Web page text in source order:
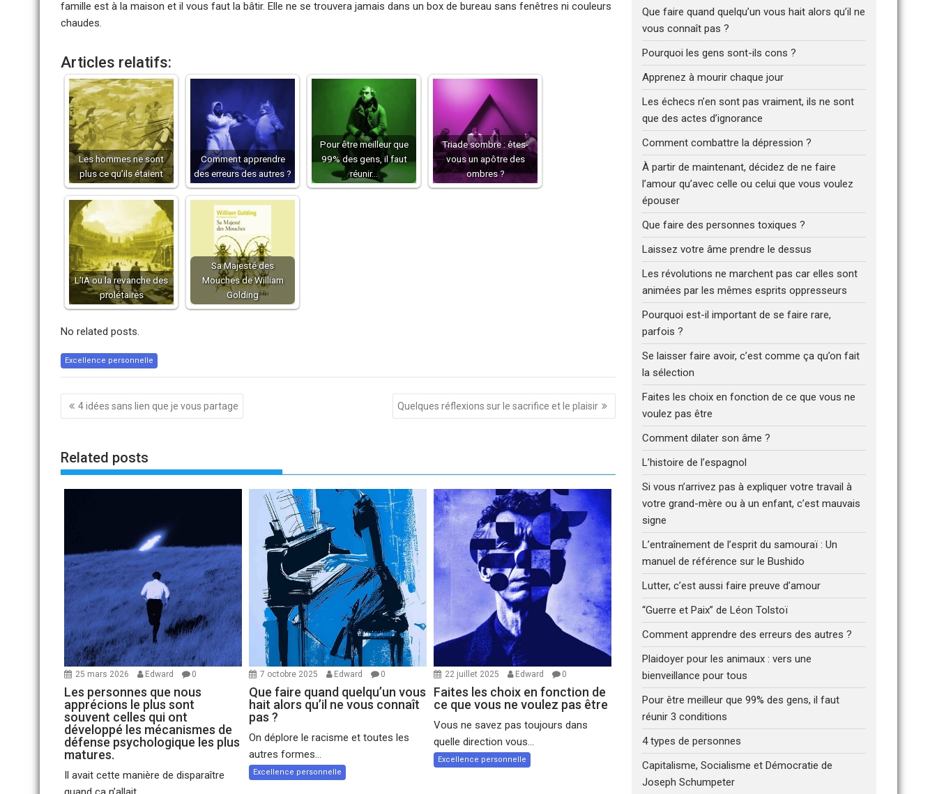
famille est à la maison et il vous faut la bâtir. Elle ne se trouvera jamais dans un box de bureau sans fenêtres ni couleurs
chaudes.
Articles relatifs:
Les hommes ne sont
plus ce qu’ils étaient
Comment apprendre
des erreurs des autres ?
Pour être meilleur que
99% des gens, il faut
réunir…
Triade sombre : êtes-
vous un apôtre des
ombres ?
L'IA ou la revanche des
prolétaires
Sa Majesté des
Mouches de William
Golding
No related posts.
Excellence personnelle
Navigation
de
4 idées sans lien que je vous partage Quelques réflexions sur le sacrifice et le plaisir
Related posts
25 mars 2026 Edward 0
Les personnes que nous
apprécions le plus sont
souvent celles qui ont
développé les mécanismes de
défense psychologique les plus
matures.
Il avait cette manière de disparaître
7 octobre 2025 Edward 0
Que faire quand quelqu’un vous
hait alors qu’il ne vous connaît
pas ?
On déplore le racisme et toutes les
autres formes...
Excellence personnelle
22 juillet 2025 Edward 0
Faites les choix en fonction de
ce que vous ne voulez pas être
Vous ne savez pas toujours dans
quelle direction vous...
Excellence personnelle
Que faire quand quelqu’un vous hait alors qu’il ne
vous connaît pas ?
Pourquoi les gens sont-ils cons ?
Apprenez à mourir chaque jour
Les échecs n’en sont pas vraiment, ils ne sont
que des actes d’ignorance
Comment combattre la dépression ?
À partir de maintenant, décidez de ne faire
l’amour qu’avec celle ou celui que vous voulez
épouser
Que faire des personnes toxiques ?
Laissez votre âme prendre le dessus
Les révolutions ne marchent pas car elles sont
animées par les mêmes esprits oppresseurs
Pourquoi est-il important de se faire rare,
parfois ?
Se laisser faire avoir, c’est comme ça qu’on fait
la sélection
Faites les choix en fonction de ce que vous ne
voulez pas être
Comment dilater son âme ?
L’histoire de l’espagnol
Si vous n’arrivez pas à expliquer votre travail à
votre grand-mère ou à un enfant, c’est mauvais
signe
L’entraînement de l’esprit du samouraï : Un
manuel de référence sur le Bushido
Lutter, c’est aussi faire preuve d’amour
“Guerre et Paix” de Léon Tolstoï
Comment apprendre des erreurs des autres ?
Plaidoyer pour les animaux : vers une
bienveillance pour tous
Pour être meilleur que 99% des gens, il faut
réunir 3 conditions
4 types de personnes
Capitalisme, Socialisme et Démocratie de
Joseph Schumpeter